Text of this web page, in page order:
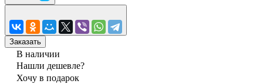
Заказать
В наличии
Нашли дешевле?
Хочу в подарок